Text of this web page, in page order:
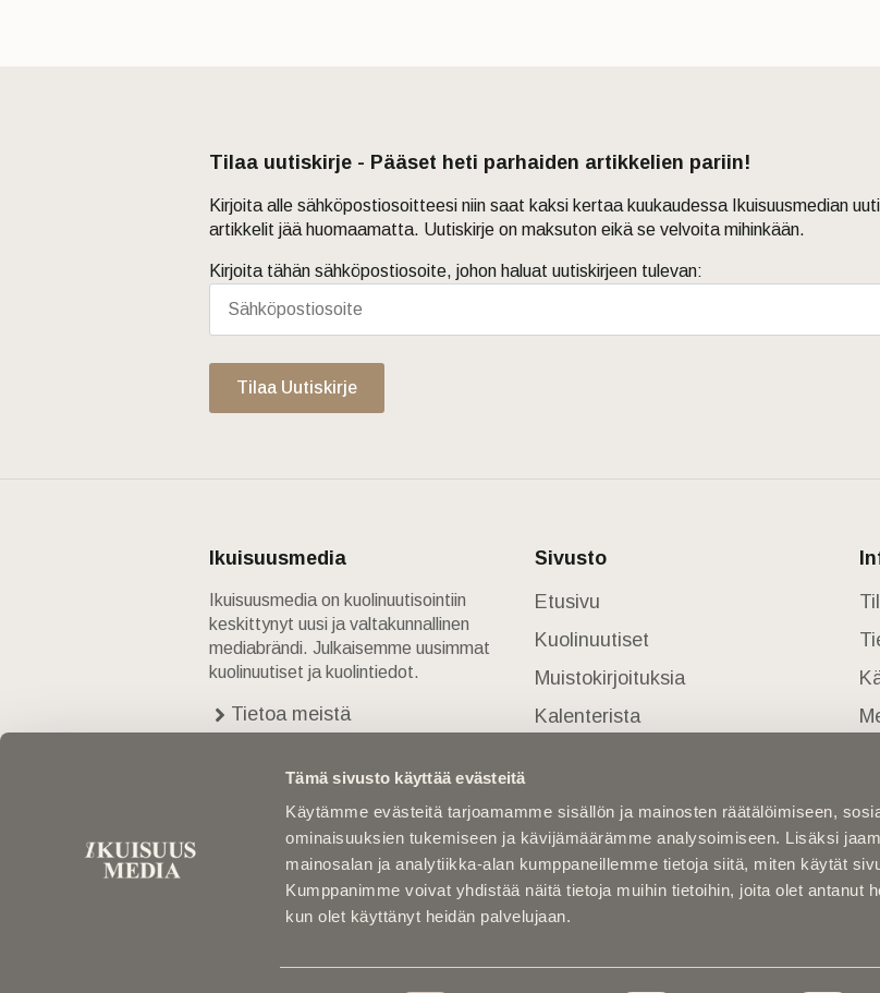
Tämä sivusto käyttää evästeitä
Käytämme evästeitä tarjoamamme sisällön ja mainosten räätälöimiseen,
ominaisuuksien tukemiseen ja kävijämäärämme analysoimiseen. Lisäksi
mainosalan ja analytiikka-alan kumppaneillemme tietoja siitä, miten käytät
Kumppanimme voivat yhdistää näitä tietoja muihin tietoihin, joita olet antanut
kun olet käyttänyt heidän palvelujaan.
Tilaa uutiskirje - Pääset heti parhaiden artikkelien pariin!
Kirjoita alle sähköpostiosoitteesi niin saat kaksi kertaa kuukaudessa Ikuisuusmedian
artikkelit jää huomaamatta. Uutiskirje on maksuton eikä se velvoita mihinkään.
Kirjoita tähän sähköpostiosoite, johon haluat uutiskirjeen tulevan:
Tilaa Uutiskirje
Ikuisuusmedia
Ikuisuusmedia on kuolinuutisointiin
keskittynyt uusi ja valtakunnallinen
mediabrändi. Julkaisemme uusimmat
kuolinuutiset ja kuolintiedot.
Tietoa meistä
Yhteystiedot
Sivusto
Etusivu
Kuolinuutiset
Muistokirjoituksia
Kalenterista
Kuolleita